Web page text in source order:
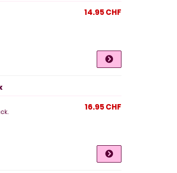
14.95 CHF
16.95 CHF